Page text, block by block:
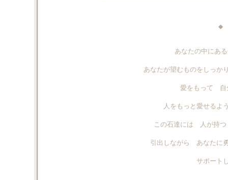
◆
あなたの中にあ
あなたが望むものをしっか
愛をもって 自
人をもっと愛せるよ
この石達には 人が持
引出しながら あなたに
サポート